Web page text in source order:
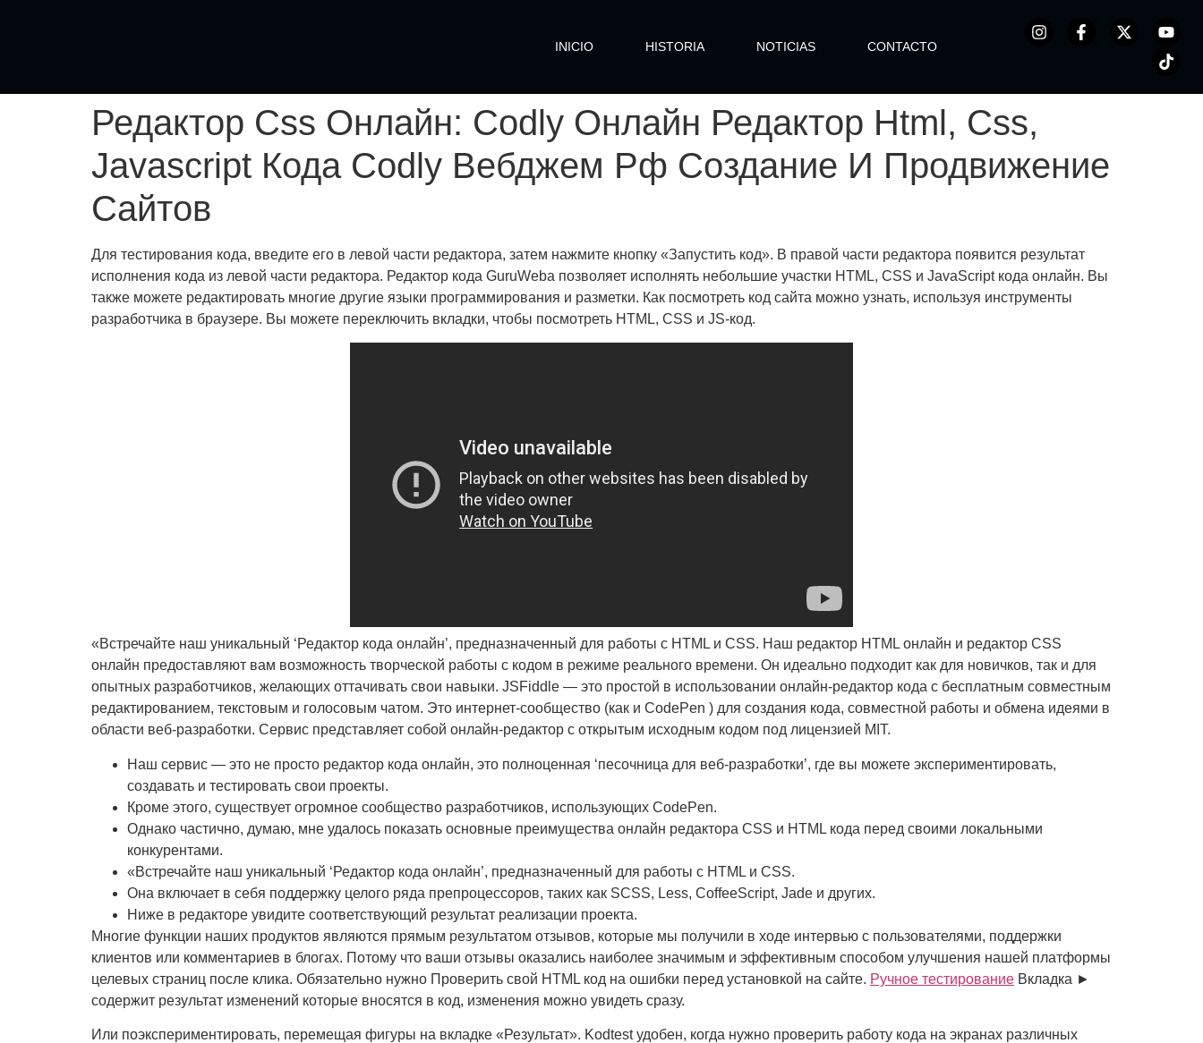
INICIO HISTORIA NOTICIAS CONTACTO
Редактор Css Онлайн: Codly Онлайн Редактор Html, Css,
Javascript Кода Codly Вебджем Рф Создание И Продвижение
Сайтов
Для тестирования кода, введите его в левой части редактора, затем нажмите кнопку «Запустить код». В правой части редактора появится результат
исполнения кода из левой части редактора. Редактор кода GuruWeba позволяет исполнять небольшие участки HTML, CSS и JavaScript кода онлайн. Вы
также можете редактировать многие другие языки программирования и разметки. Как посмотреть код сайта можно узнать, используя инструменты
разработчика в браузере. Вы можете переключить вкладки, чтобы посмотреть HTML, CSS и JS-код.
«Встречайте наш уникальный ‘Редактор кода онлайн’, предназначенный для работы с HTML и CSS. Наш редактор HTML онлайн и редактор CSS
онлайн предоставляют вам возможность творческой работы с кодом в режиме реального времени. Он идеально подходит как для новичков, так и для
опытных разработчиков, желающих оттачивать свои навыки. JSFiddle — это простой в использовании онлайн-редактор кода с бесплатным совместным
редактированием, текстовым и голосовым чатом. Это интернет-сообщество (как и CodePen ) для создания кода, совместной работы и обмена идеями в
области веб-разработки. Сервис представляет собой онлайн-редактор с открытым исходным кодом под лицензией MIT.
Наш сервис — это не просто редактор кода онлайн, это полноценная ‘песочница для веб-разработки’, где вы можете экспериментировать,
создавать и тестировать свои проекты.
Кроме этого, существует огромное сообщество разработчиков, использующих CodePen.
Однако частично, думаю, мне удалось показать основные преимущества онлайн редактора CSS и HTML кода перед своими локальными
конкурентами.
«Встречайте наш уникальный ‘Редактор кода онлайн’, предназначенный для работы с HTML и CSS.
Она включает в себя поддержку целого ряда препроцессоров, таких как SCSS, Less, CoffeeScript, Jade и других.
Ниже в редакторе увидите соответствующий результат реализации проекта.
Многие функции наших продуктов являются прямым результатом отзывов, которые мы получили в ходе интервью с пользователями, поддержки
клиентов или комментариев в блогах. Потому что ваши отзывы оказались наиболее значимым и эффективным способом улучшения нашей платформы
целевых страниц после клика. Обязательно нужно Проверить свой HTML код на ошибки перед установкой на сайте. Ручное тестирование Вкладка ►
содержит результат изменений которые вносятся в код, изменения можно увидеть сразу.
Или поэкспериментировать, перемещая фигуры на вкладке «Результат». Kodtest удобен, когда нужно проверить работу кода на экранах различных